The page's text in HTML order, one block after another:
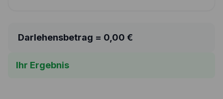
Darlehensbetrag = 0,00 €
Ihr Ergebnis